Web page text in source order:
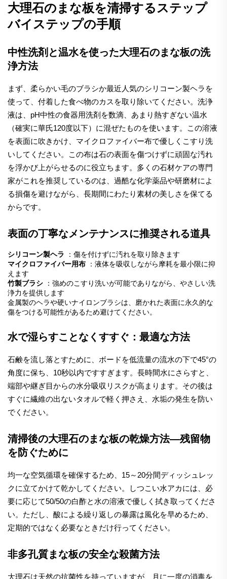
大理石のまな板を清掃するステップ
バイステップの手順
中性洗剤と温水を使った大理石のまな板の洗
浄方法
まず、柔らかい毛のブラシか最近人気のシリコーン製ヘラを
使って、付着した食べ物のカスを取り除いてください。洗浄
液は、pH中性の食器用洗剤を数滴、あまり熱すぎない温水
（確実に華氏120度以下）に混ぜたものを使います。この溶液
を表面に吹きかけ、マイクロファイバー布で優しくこすり洗
いしてください。この布は石の表面を傷つけずに頑固な汚れ
を浮かび上がらせるのに役立ちます。多くの石材ケアの専門
家がこれを推奨しているのは、過酷な化学薬品や研磨材によ
る損傷を避けながら、長期間にわたり素材の美しさを保てる
からです。
表面の丁寧なメンテナンスに推奨される道具
シリコーン製ヘラ
：傷を付けずに汚れを取り除きます
マイクロファイバー用布
：液体を吸収しながら摩耗を最小限に抑
えます
竹製ブラシ
：強めのこすり洗いが可能でありながら、やさしい洗
浄力を提供します
金属製のヘラや硬いナイロンブラシは、磨かれた表面に永久的な
傷をつける可能性があるため避けてください。
水で湿らすことなくすすぐ：最適な方法
石鹸を流し落とすために、ボードを低流量の流水の下で45°の
角度に保ち、10秒以内ですすぎます。長時間水にさらすと、
端部や継ぎ目からの水分吸収リスクが高まります。その後は
すぐに繊維の出ないタオルで軽く押さえ、水垢の発生を防い
でください。
清掃後の大理石のまな板の乾燥方法—残留物
を防ぐために
均一な空気循環を確保するため、15～20分間ディッシュレッ
クに立てかけて乾かしてください。しつこい水アカには、必
要に応じて50/50の白酢と水の溶液で優しく拭き取ってくださ
い。ただし、酸による繰り返しの暴露は風化を早めるため、
定期的ではなく必要なときだけ行ってください。
非多孔質まな板の安全な殺菌方法
大理石は天然の抗菌性を持っていますが、月に一度の消毒を